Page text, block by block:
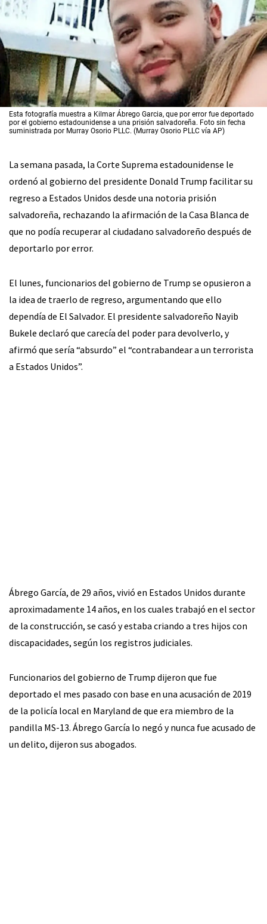
Esta fotografía muestra a Kilmar Ábrego Garcia, que por error fue deportado
por el gobierno estadounidense a una prisión salvadoreña. Foto sin fecha
suministrada por Murray Osorio PLLC. (Murray Osorio PLLC vía AP)
La semana pasada, la Corte Suprema estadounidense le
ordenó al gobierno del presidente Donald Trump facilitar su
regreso a Estados Unidos desde una notoria prisión
salvadoreña, rechazando la afirmación de la Casa Blanca de
que no podía recuperar al ciudadano salvadoreño después de
deportarlo por error.
El lunes, funcionarios del gobierno de Trump se opusieron a
la idea de traerlo de regreso, argumentando que ello
dependía de El Salvador. El presidente salvadoreño Nayib
Bukele declaró que carecía del poder para devolverlo, y
afirmó que sería “absurdo” el “contrabandear a un terrorista
a Estados Unidos”.
Ábrego García, de 29 años, vivió en Estados Unidos durante
aproximadamente 14 años, en los cuales trabajó en el sector
de la construcción, se casó y estaba criando a tres hijos con
discapacidades, según los registros judiciales.
Funcionarios del gobierno de Trump dijeron que fue
deportado el mes pasado con base en una acusación de 2019
de la policía local en Maryland de que era miembro de la
pandilla MS-13. Ábrego García lo negó y nunca fue acusado de
un delito, dijeron sus abogados.